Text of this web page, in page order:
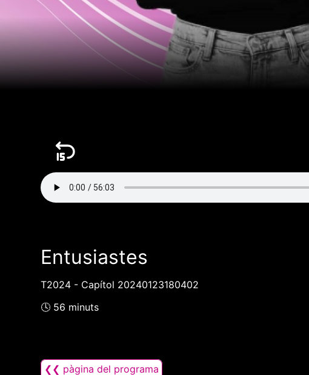
Entusiastes
T2024 - Capítol 20240123180402
🕓 56 minuts
❮❮ pàgina del programa